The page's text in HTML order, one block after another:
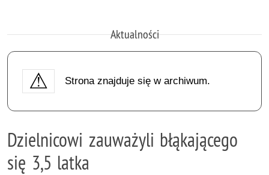
Aktualności
Strona znajduje się w archiwum.
Dzielnicowi zauważyli błąkającego
się 3,5 latka